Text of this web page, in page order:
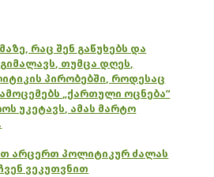
რაც შენ გაწუხებს და
თუმცა დღეს,
პირობებში, როდესაც
„ქართული ოცნება“
უკეტავს, ამას მარტო
არცერთ პოლიტიკურ ძალას
ვეკუთვნით